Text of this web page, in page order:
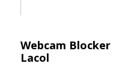
Webcam Blocker
Lacol